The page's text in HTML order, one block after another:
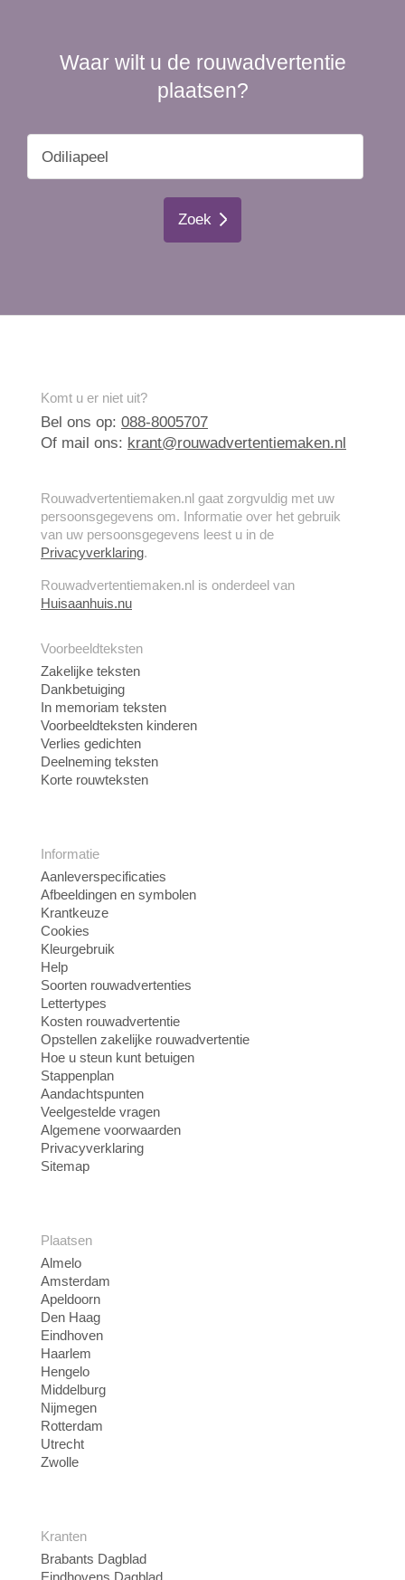
Waar wilt u de rouwadvertentie
plaatsen?
Zoek
Komt u er niet uit?
Bel ons op: 088-8005707
Of mail ons: krant@rouwadvertentiemaken.nl
Rouwadvertentiemaken.nl gaat zorgvuldig met uw
persoonsgegevens om. Informatie over het gebruik
van uw persoonsgegevens leest u in de
Privacyverklaring.
Rouwadvertentiemaken.nl is onderdeel van
Huisaanhuis.nu
Voorbeeldteksten
Zakelijke teksten
Dankbetuiging
In memoriam teksten
Voorbeeldteksten kinderen
Verlies gedichten
Deelneming teksten
Korte rouwteksten
Informatie
Aanleverspecificaties
Afbeeldingen en symbolen
Krantkeuze
Cookies
Kleurgebruik
Help
Soorten rouwadvertenties
Lettertypes
Kosten rouwadvertentie
Opstellen zakelijke rouwadvertentie
Hoe u steun kunt betuigen
Stappenplan
Aandachtspunten
Veelgestelde vragen
Algemene voorwaarden
Privacyverklaring
Sitemap
Plaatsen
Almelo
Amsterdam
Apeldoorn
Den Haag
Eindhoven
Haarlem
Hengelo
Middelburg
Nijmegen
Rotterdam
Utrecht
Zwolle
Kranten
Brabants Dagblad
Eindhovens Dagblad